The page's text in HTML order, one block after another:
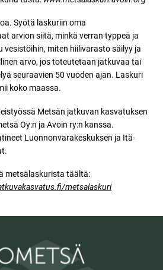
Syötä laskuriin oma
arvion siitä, minkä verran typpeä ja
miten hiilivarasto säilyy ja
arvo, jos toteutetaan jatkuvaa tai
seuraavien 50 vuoden ajan. Laskuri
koko maassa.
Metsän jatkuvan kasvatuksen
Oy:n ja Avoin ry:n kanssa.
Luonnonvarakeskuksen ja Itä-
metsälaskurista täältä:
metsalaskuri